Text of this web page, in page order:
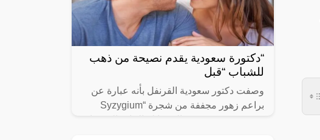
“دكتورة سعودية يقدم نصيحة من ذهب
للشباب “قبل
وصفت دكتور سعودية القرنفل بأنه عبارة عن
براعم زهور مجففة من شجرة “Syzygium